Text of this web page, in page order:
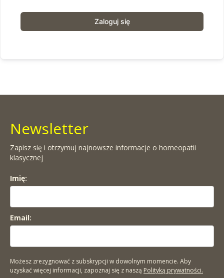
Zaloguj się
Newsletter
Zapisz się i otrzymuj najnowsze informacje o homeopatii
klasycznej
Imię:
Email:
Możesz zrezygnować z subskrypcji w dowolnym momencie. Aby
uzyskać więcej informacji, zapoznaj się z naszą Polityką prywatności.